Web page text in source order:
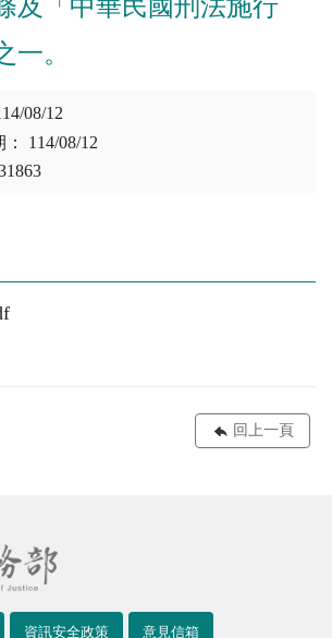
及「中華民國刑法施行
一。
08/12
114/08/12
回上一頁
資訊安全政策 意見信箱